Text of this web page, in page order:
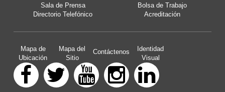
Sala de Prensa
Bolsa de Trabajo
Directorio Telefónico
Acreditación
Mapa de
Ubicación
Mapa del
Sitio
Contáctenos
Identidad
Visual